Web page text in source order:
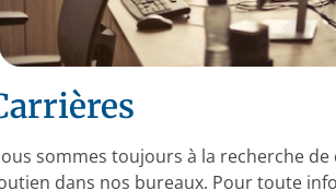
sommes toujours à la recherche
dans nos bureaux. Pour toute